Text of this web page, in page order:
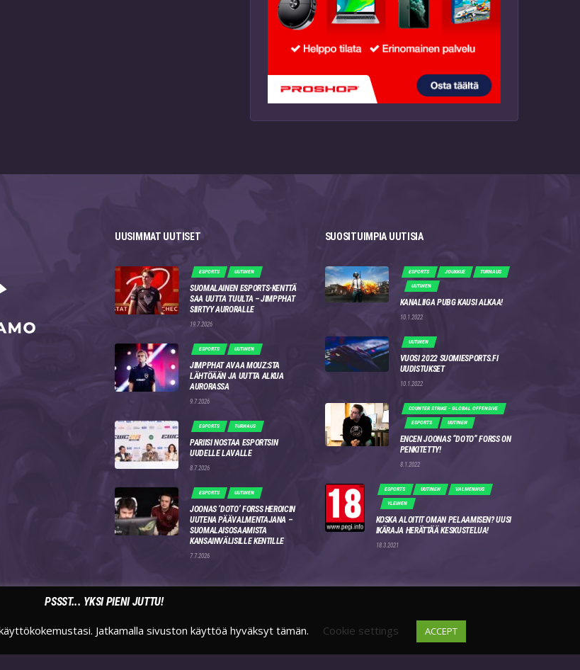
UUSIMMAT UUTISET
ESPORTS UUTINEN
SUOMALAINEN ESPORTS-KENTTÄ
SAA UUTTA TUULTA – JIMPPHAT
SIIRTYY AURORALLE
19.7.2026
ESPORTS UUTINEN
JIMPPHAT AVAA MOUZ:STA
LÄHTÖÄÄN JA UUTTA ALKUA
AURORASSA
9.7.2026
ESPORTS TURNAUS
PARIISI NOSTAA ESPORTSIN
UUDELLE LAVALLE
8.7.2026
ESPORTS UUTINEN
JOONAS ‘DOTO’ FORSS HEROICIN
UUTENA PÄÄVALMENTAJANA –
SUOMALAISOSAAMISTA
KANSAINVÄLISILLE KENTILLE
7.7.2026
SUOSITUIMPIA UUTISIA
ESPORTS JOUKKUE TURNAUS
UUTINEN
KANALIIGA PUBG KAUSI ALKAA!
10.1.2022
UUTINEN
VUOSI 2022 SUOMIESPORTS.FI
UUDISTUKSET
10.1.2022
COUNTER STRIKE - GLOBAL OFFENSIVE
ESPORTS UUTINEN
ENCEN JOONAS “DOTO” FORSS ON
PENKITETTY!
8.1.2022
ESPORTS UUTINEN VALMENNUS
YLEINEN
KOSKA ALOITIT OMAN PELAAMISEN? UUSI
IKÄRAJA HERÄTTÄÄ KESKUSTELUA!
18.3.2021
TWITTER INSTAGRAM TWITCH DISCORD
PSSST... YKSI PIENI JUTTU!
Jatkamalla sivuston käyttöä hyväksyt tämän. Cookie settings ACCEPT